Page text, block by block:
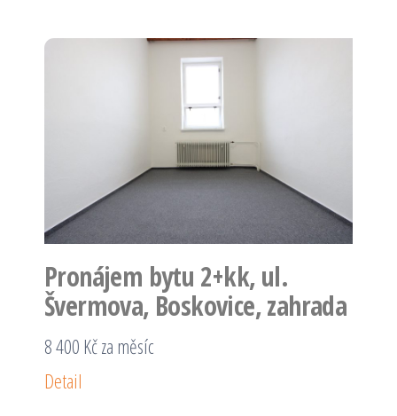
Pronájem bytu 2+kk, ul.
Švermova, Boskovice, zahrada
8 400 Kč za měsíc
Detail